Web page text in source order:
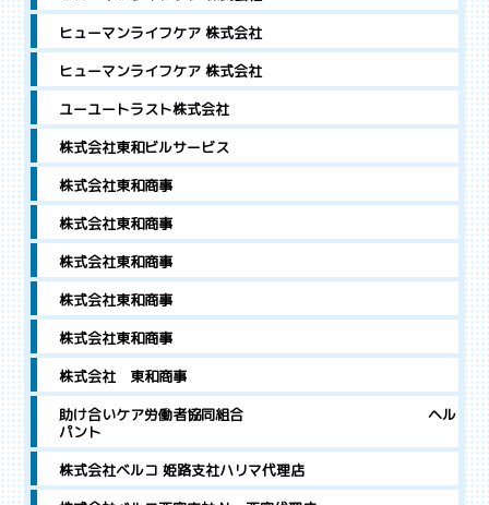
ヒューマンライフケア 株式会社
ヒューマンライフケア 株式会社
ユーユートラスト株式会社
株式会社東和ビルサービス
株式会社東和商事
株式会社東和商事
株式会社東和商事
株式会社東和商事
株式会社東和商事
株式会社 東和商事
助け合いケア労働者協同組合 ヘル
パント
株式会社ベルコ 姫路支社ハリマ代理店